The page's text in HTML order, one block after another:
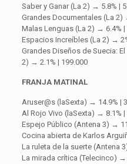
Saber y Ganar (La 2) → 5.8% |
Grandes Documentales (La 2)
Malas Lenguas (La 2) → 6.4% |
Espacios Increíbles (La 2) →
Grandes Diseños de Suecia:
2) → 2.1% | 199.000
FRANJA MATINAL
Aruser@s (laSexta) → 14.9% |
Al Rojo Vivo (laSexta) → 8.1% |
Espejo Público (Antena 3) →
Cocina abierta de Karlos
La ruleta de la suerte (Antena
La mirada crítica (Telecinco) →